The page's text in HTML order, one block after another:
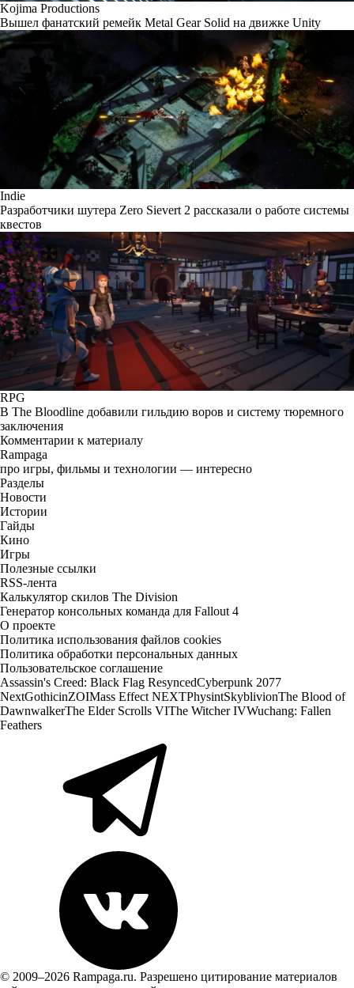
Kojima Productions
Вышел фанатский ремейк Metal Gear Solid на движке Unity
Indie
Разработчики шутера Zero Sievert 2 рассказали о работе системы
квестов
RPG
В The Bloodline добавили гильдию воров и систему тюремного
заключения
Комментарии к материалу
Rampaga
про игры, фильмы и технологии — интересно
Разделы
Новости
Истории
Гайды
Кино
Игры
Полезные ссылки
RSS-лента
Калькулятор скилов The Division
Генератор консольных команда для Fallout 4
О проекте
Политика использования файлов cookies
Политика обработки персональных данных
Пользовательское соглашение
Assassin's Creed: Black Flag ResyncedCyberpunk 2077
NextGothicinZOIMass Effect NEXTPhysintSkyblivionThe Blood of
DawnwalkerThe Elder Scrolls VIThe Witcher IVWuchang: Fallen
Feathers
© 2009–2026 Rampaga.ru. Разрешено цитирование материалов